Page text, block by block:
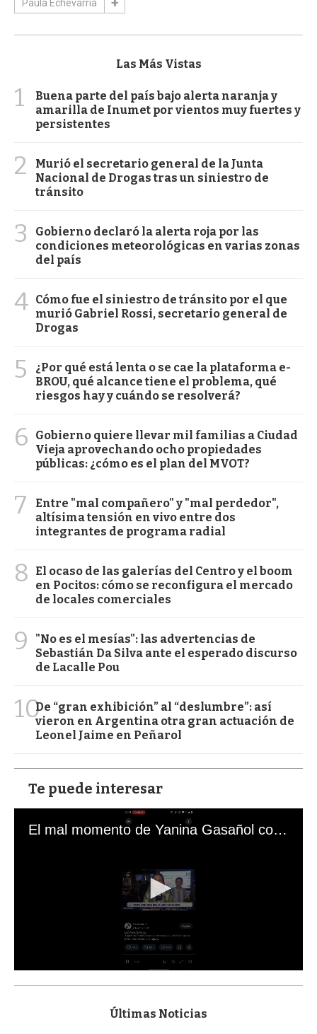
Paula Echevarría
Las Más Vistas
1
Buena parte del país bajo alerta naranja y
amarilla de Inumet por vientos muy fuertes y
persistentes
2
Murió el secretario general de la Junta
Nacional de Drogas tras un siniestro de
tránsito
3
Gobierno declaró la alerta roja por las
condiciones meteorológicas en varias zonas
del país
4 Cómo fue el siniestro de tránsito por el que
murió Gabriel Rossi, secretario general de
Drogas
5
¿Por qué está lenta o se cae la plataforma e-
BROU, qué alcance tiene el problema, qué
riesgos hay y cuándo se resolverá?
6
Gobierno quiere llevar mil familias a Ciudad
Vieja aprovechando ocho propiedades
públicas: ¿cómo es el plan del MVOT?
7
Entre "mal compañero" y "mal perdedor",
altísima tensión en vivo entre dos
integrantes de programa radial
8
El ocaso de las galerías del Centro y el boom
en Pocitos: cómo se reconfigura el mercado
de locales comerciales
9
"No es el mesías": las advertencias de
Sebastián Da Silva ante el esperado discurso
de Lacalle Pou
10De “gran exhibición” al “deslumbre”: así
vieron en Argentina otra gran actuación de
Leonel Jaime en Peñarol
Te puede interesar
El mal momento de Yanina Gasañol con un hincha argentino en "Subrayado"
s
Últimas Noticias